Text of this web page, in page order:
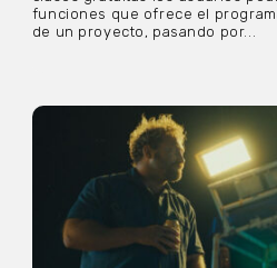
funciones que ofrece el
de un proyecto, pasando por...